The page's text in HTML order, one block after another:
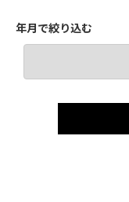
年月で絞り込む